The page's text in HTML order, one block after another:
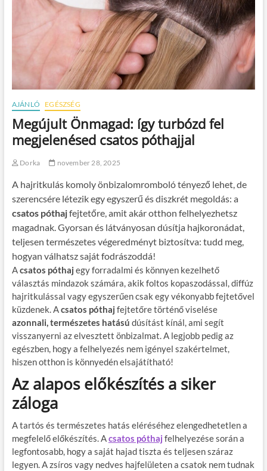
AJÁNLÓ EGÉSZSÉG
Megújult Önmagad: így turbózd fel
megjelenésed csatos póthajjal
Dorka november 28, 2025
A hajritkulás komoly önbizalomromboló tényező lehet, de
szerencsére létezik egy egyszerű és diszkrét megoldás: a
csatos póthajfejtetőre, amit akár otthon felhelyezhetsz
magadnak. Gyorsan és látványosan dúsítja hajkoronádat,
teljesen természetes végeredményt biztosítva: tudd meg,
hogyan válhatsz saját fodrászoddá!
Acsatos póthaj egy forradalmi és könnyen kezelhető
választás mindazok számára, akik foltos kopaszodással, diffúz
hajritkulással vagy egyszerűen csak egy vékonyabb fejtetővel
küzdenek. Acsatos póthaj fejtetőre történő viselése
azonnali, természetes hatású dúsítást kínál, ami segít
visszanyerni az elvesztett önbizalmat. A legjobb pedig az
egészben, hogy a felhelyezés nem igényel szakértelmet,
hiszen otthon is könnyedén elsajátítható!
Az alapos előkészítés a siker
záloga
A tartós és természetes hatás eléréséhez elengedhetetlen a
megfelelő előkészítés. Acsatos póthaj felhelyezése során a
legfontosabb, hogy a saját hajad tiszta és teljesen száraz
legyen. A zsíros vagy nedves hajfelületen a csatok nem tudnak